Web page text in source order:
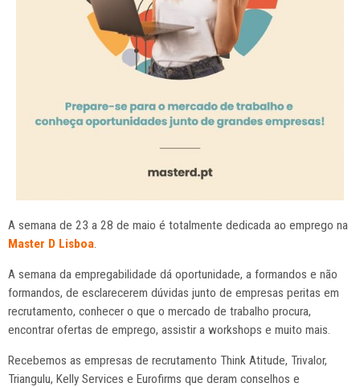
A semana de 23 a 28 de maio é totalmente dedicada ao emprego na
Master D Lisboa.
A semana da empregabilidade dá oportunidade, a formandos e não
formandos, de esclarecerem dúvidas junto de empresas peritas em
recrutamento, conhecer o que o mercado de trabalho procura,
encontrar ofertas de emprego, assistir a workshops e muito mais.
Recebemos as empresas de recrutamento Think Atitude, Trivalor,
Triangulu, Kelly Services e Eurofirms que deram conselhos e